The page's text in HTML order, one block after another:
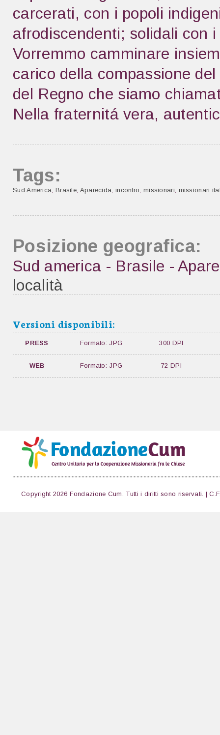
carcerati, con i popoli
afrodiscendenti; solidali con
Vorremmo camminare
carico della compassione
del Regno che siamo
Nella fraternitá vera,
Tags:
Sud America, Brasile, Aparecida, incontro, missionari, missionari
Posizione geografica:
Sud america - Brasile -
località
Versioni disponibili:
PRESS Formato: JPG 300 DPI
WEB Formato: JPG 72 DPI
Copyright 2026 Fondazione Cum. Tutti i diritti sono riservati. |